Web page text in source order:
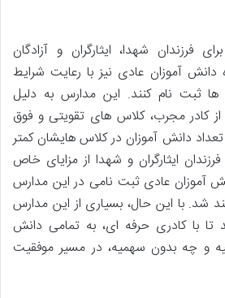
فرزندان شهدا، ایثارگران و آزادگان
دانش آموزان عادی نیز با رعایت شرایط
ثبت نام کنند. این مدارس به دلیل
کادر مجرب، کلاس های تقویتی و فوق
تعداد دانش آموزان در کلاس هایشان کمتر
ایثارگران و شهدا از مزایای خاص
آموزان عادی ثبت نامی در این مدارس
شد. با این حال، بسیاری از این مدارس
با کادری حرفه ای، به تمامی دانش
و چه بدون سهمیه، در مسیر موفقیت